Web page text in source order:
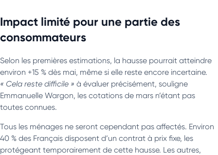
Impact limité pour une partie des
consommateurs
Selon les premières estimations, la hausse pourrait atteindre
environ +15 % dès mai, même si elle reste encore incertaine.
« Cela reste difficile » à évaluer précisément, souligne
Emmanuelle Wargon, les cotations de mars n’étant pas
toutes connues.
Tous les ménages ne seront cependant pas affectés. Environ
40 % des Français disposent d’un contrat à prix fixe, les
protégeant temporairement de cette hausse. Les autres,